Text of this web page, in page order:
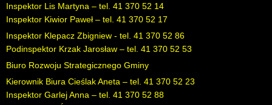
Inspektor Lis Martyna – tel. 41 370 52 14
Inspektor Kiwior Paweł – tel. 41 370 52 17
Inspektor Klepacz Zbigniew - tel. 41 370 52 86
Podinspektor Krzak Jarosław – tel. 41 370 52 53
Biuro Rozwoju Strategicznego Gminy
Kierownik Biura Cieślak Aneta – tel. 41 370 52 23
Inspektor Garlej Anna – tel. 41 370 52 88